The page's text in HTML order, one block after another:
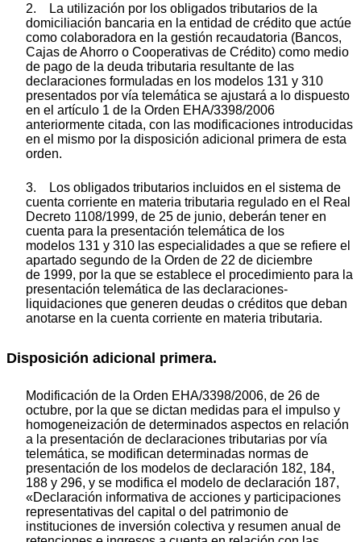
2. La utilización por los obligados tributarios de la
domiciliación bancaria en la entidad de crédito que actúe
como colaboradora en la gestión recaudatoria (Bancos,
Cajas de Ahorro o Cooperativas de Crédito) como medio
de pago de la deuda tributaria resultante de las
declaraciones formuladas en los modelos 131 y 310
presentados por vía telemática se ajustará a lo dispuesto
en el artículo 1 de la Orden EHA/3398/2006
anteriormente citada, con las modificaciones introducidas
en el mismo por la disposición adicional primera de esta
orden.
3. Los obligados tributarios incluidos en el sistema de
cuenta corriente en materia tributaria regulado en el Real
Decreto 1108/1999, de 25 de junio, deberán tener en
cuenta para la presentación telemática de los
modelos 131 y 310 las especialidades a que se refiere el
apartado segundo de la Orden de 22 de diciembre
de 1999, por la que se establece el procedimiento para la
presentación telemática de las declaraciones-
liquidaciones que generen deudas o créditos que deban
anotarse en la cuenta corriente en materia tributaria.
Disposición adicional primera.
Modificación de la Orden EHA/3398/2006, de 26 de
octubre, por la que se dictan medidas para el impulso y
homogeneización de determinados aspectos en relación
a la presentación de declaraciones tributarias por vía
telemática, se modifican determinadas normas de
presentación de los modelos de declaración 182, 184,
188 y 296, y se modifica el modelo de declaración 187,
«Declaración informativa de acciones y participaciones
representativas del capital o del patrimonio de
instituciones de inversión colectiva y resumen anual de